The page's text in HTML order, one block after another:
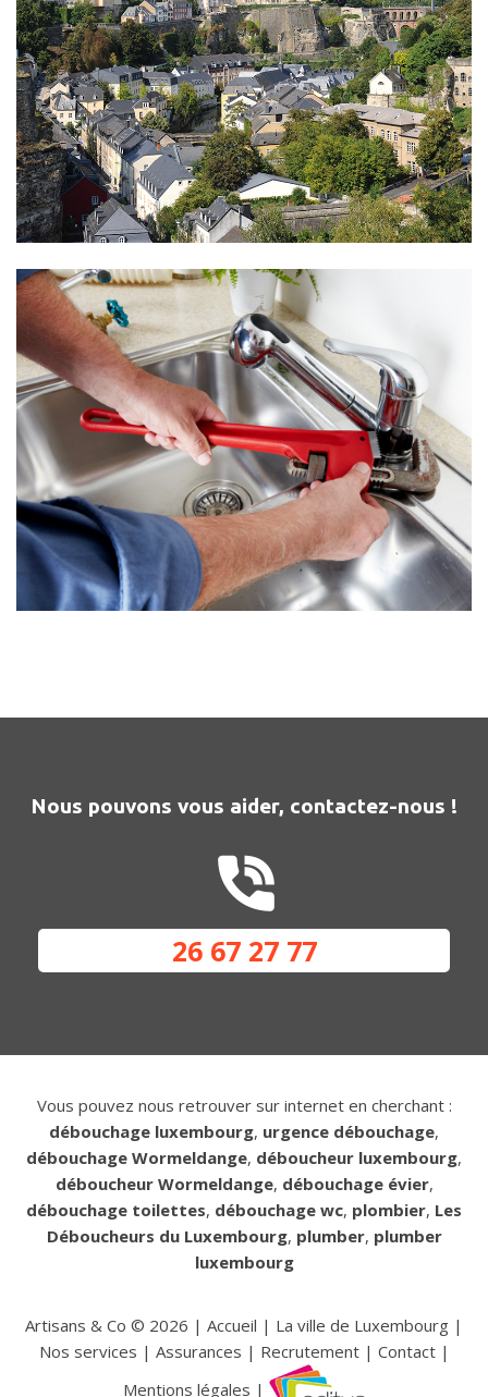
Nous pouvons vous aider, contactez-nous !
26 67 27 77
Vous pouvez nous retrouver sur internet en cherchant :
débouchage luxembourg, urgence débouchage,
débouchage Wormeldange, déboucheur luxembourg,
déboucheur Wormeldange, débouchage évier,
débouchage toilettes, débouchage wc, plombier, Les
Déboucheurs du Luxembourg, plumber, plumber
luxembourg
Artisans & Co © 2026 | Accueil | La ville de Luxembourg |
Nos services | Assurances | Recrutement| Contact|
Mentions légales |